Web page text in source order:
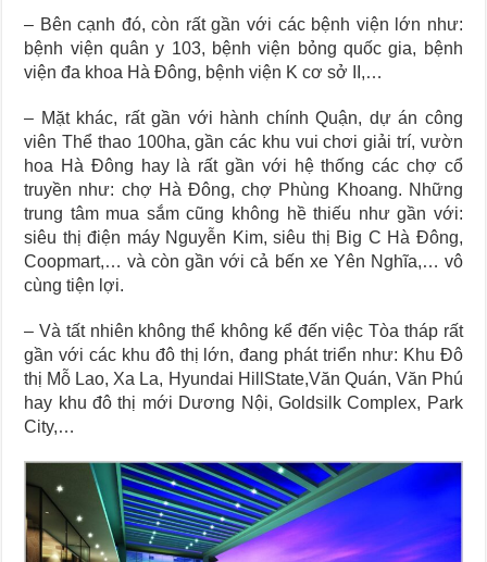
– Bên cạnh đó, còn rất gần với các bệnh viện lớn như:
bệnh viện quân y 103, bệnh viện bỏng quốc gia, bệnh
viện đa khoa Hà Đông, bệnh viện K cơ sở II,…
– Mặt khác, rất gần với hành chính Quận, dự án công
viên Thể thao 100ha, gần các khu vui chơi giải trí, vườn
hoa Hà Đông hay là rất gần với hệ thống các chợ cổ
truyền như: chợ Hà Đông, chợ Phùng Khoang. Những
trung tâm mua sắm cũng không hề thiếu như gần với:
siêu thị điện máy Nguyễn Kim, siêu thị Big C Hà Đông,
Coopmart,… và còn gần với cả bến xe Yên Nghĩa,… vô
cùng tiện lợi.
– Và tất nhiên không thể không kể đến việc Tòa tháp rất
gần với các khu đô thị lớn, đang phát triển như: Khu Đô
thị Mỗ Lao, Xa La, Hyundai HillState,Văn Quán, Văn Phú
hay khu đô thị mới Dương Nội, Goldsilk Complex, Park
City,…